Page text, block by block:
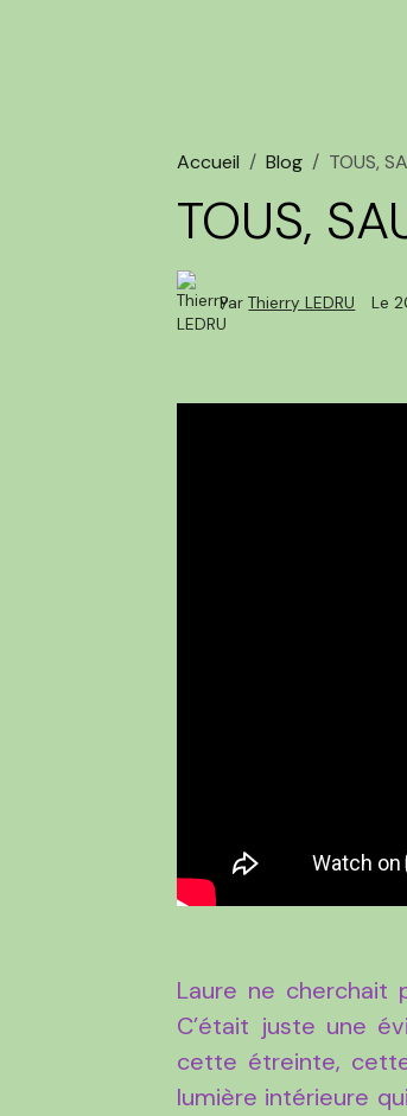
Accueil Blog TOUS,
TOUS,
ParThierry LEDRU Le
Laure ne cherchait
C’était juste une
cette étreinte,
lumière intérieure